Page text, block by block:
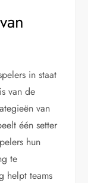
in staat
van de
van
één setter
hun
te
helpt teams